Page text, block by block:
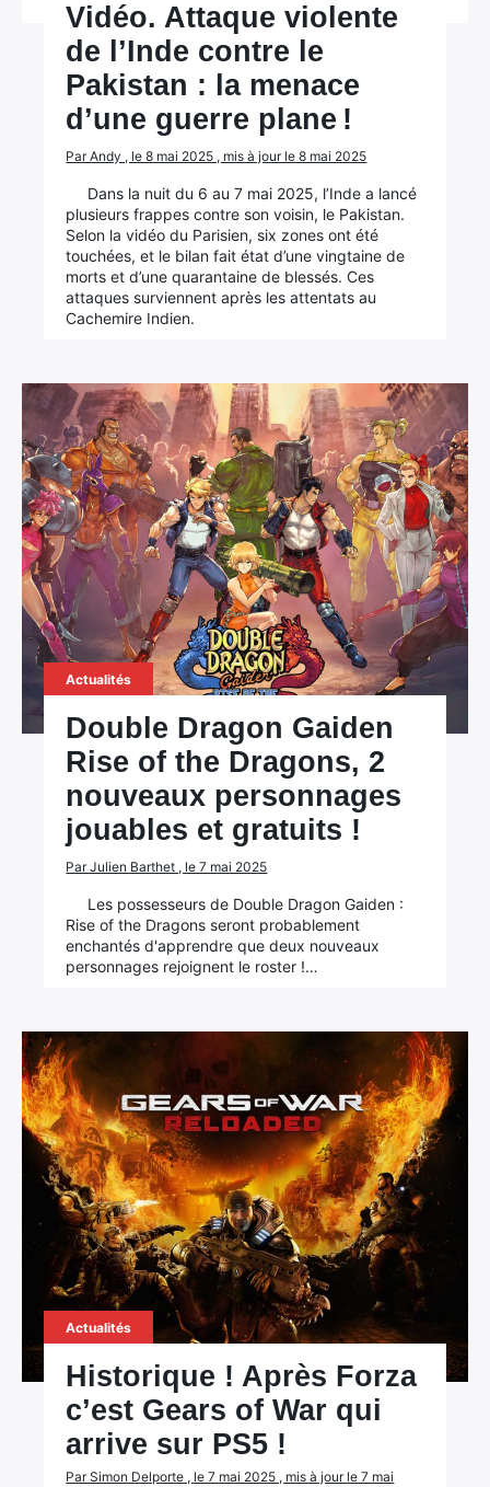
Vidéo. Attaque violente
de l’Inde contre le
Pakistan : la menace
d’une guerre plane !
Par Andy , le 8 mai 2025 , mis à jour le 8 mai 2025
Dans la nuit du 6 au 7 mai 2025, l’Inde a lancé
plusieurs frappes contre son voisin, le Pakistan.
Selon la vidéo du Parisien, six zones ont été
touchées, et le bilan fait état d’une vingtaine de
morts et d’une quarantaine de blessés. Ces
attaques surviennent après les attentats au
Cachemire Indien.
Actualités
Double Dragon Gaiden
Rise of the Dragons, 2
nouveaux personnages
jouables et gratuits !
Par Julien Barthet , le 7 mai 2025
Les possesseurs de Double Dragon Gaiden :
Rise of the Dragons seront probablement
enchantés d'apprendre que deux nouveaux
personnages rejoignent le roster !…
Actualités
Historique ! Après Forza
c’est Gears of War qui
arrive sur PS5 !
Par Simon Delporte , le 7 mai 2025 , mis à jour le 7 mai